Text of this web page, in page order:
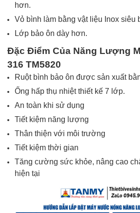
hơn.
Vỏ bình làm bằng vật liệu Inox siêu
Lớp bảo ôn dày hơn.
Đặc Điểm Của Năng Lượng
316 TM5820
Ruột bình bảo ôn được sản xuất
Ống hấp thụ nhiệt thiết kế 7 lớp.
An toàn khi sử dụng
Tiết kiệm năng lượng
Thân thiện với môi trường
Tiết kiệm thời gian
Tăng cường sức khỏe, nâng cao
hiện tại